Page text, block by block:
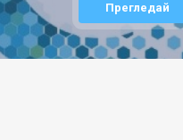
Прегледай